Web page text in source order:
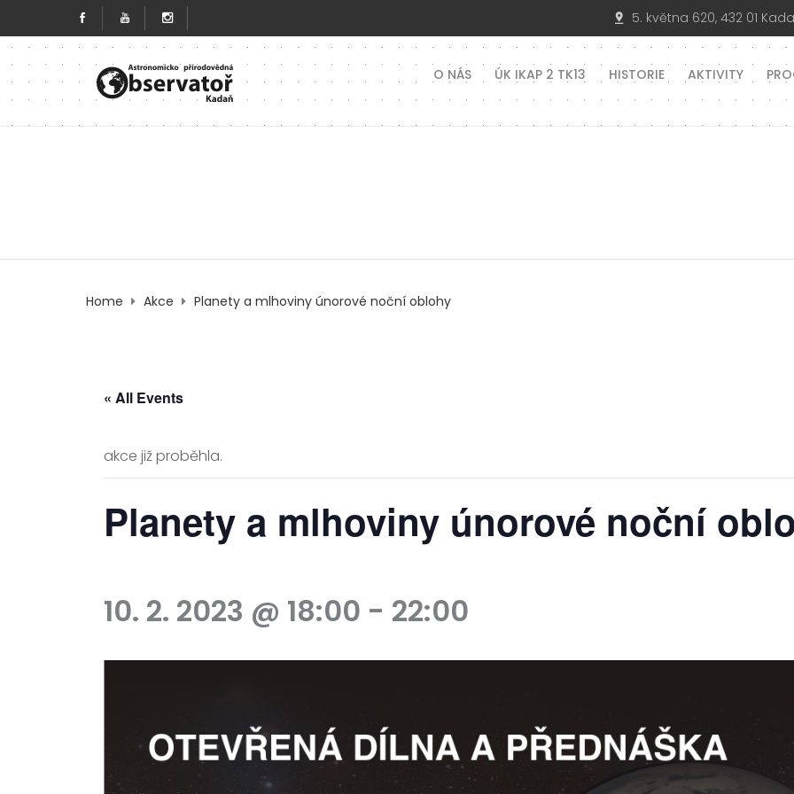
5. května 620, 432 01
O NÁS ÚK IKAP 2 TK13 HISTORIE AKTIVITY
Home Akce Planety a mlhoviny únorové noční oblohy
« All Events
akce již proběhla.
Planety a mlhoviny únorové noční
10. 2. 2023 @ 18:00 - 22:00